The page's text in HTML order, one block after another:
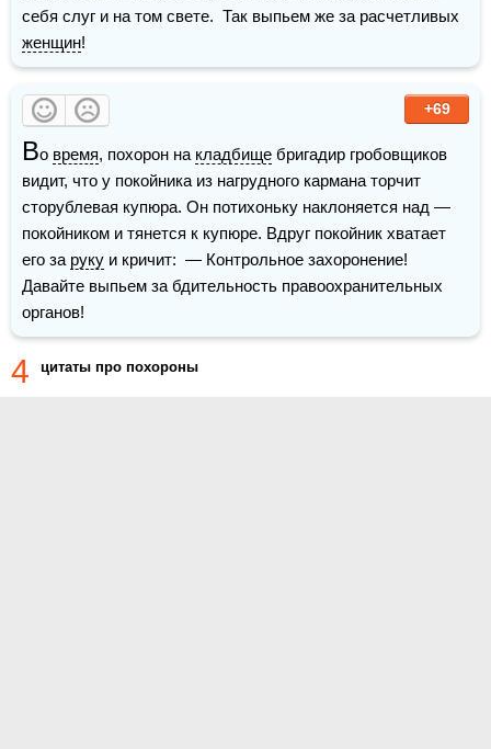
женщин!
+69
Во время, похорон на кладбище бригадир гробовщиков
видит, что у покойника из нагрудного кармана торчит
сторублевая купюра. Он потихоньку наклоняется над —
покойником и тянется к купюре. Вдруг покойник хватает
его за руку и кричит:  — Контрольное захоронение!
Давайте выпьем за бдительность правоохранительных
органов!
4 цитаты про похороны